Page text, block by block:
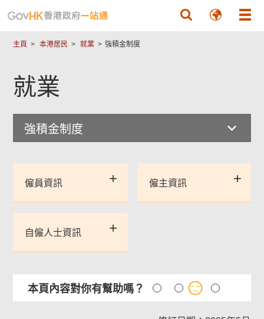
主頁 本港居民 就業 強積金制度
就業
強積金制度
僱員資訊 僱主資訊
自僱人士資訊
本頁內容對你有幫助嗎？